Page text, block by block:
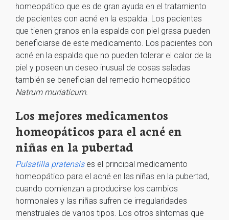
homeopático que es de gran ayuda en el tratamiento
de pacientes con acné en la espalda. Los pacientes
que tienen granos en la espalda con piel grasa pueden
beneficiarse de este medicamento. Los pacientes con
acné en la espalda que no pueden tolerar el calor de la
piel y poseen un deseo inusual de cosas saladas
también se benefician del remedio homeopático
Natrum muriaticum.
Los mejores medicamentos
homeopáticos para el acné en
niñas en la pubertad
Pulsatilla pratensises el principal medicamento
homeopático para el acné en las niñas en la pubertad,
cuando comienzan a producirse los cambios
hormonales y las niñas sufren de irregularidades
menstruales de varios tipos. Los otros síntomas que